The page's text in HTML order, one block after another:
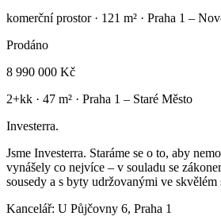
komerční prostor· 121 m² · Praha 1 –
Prodáno
8 990 000 Kč
2+kk · 47 m² · Praha 1 – Staré Město
Investerra.
Jsme Investerra. Staráme se o to, aby
vynášely co nejvíce – v souladu se
sousedy a s byty udržovanými ve skvělém
Kancelář: U Půjčovny 6, Praha 1